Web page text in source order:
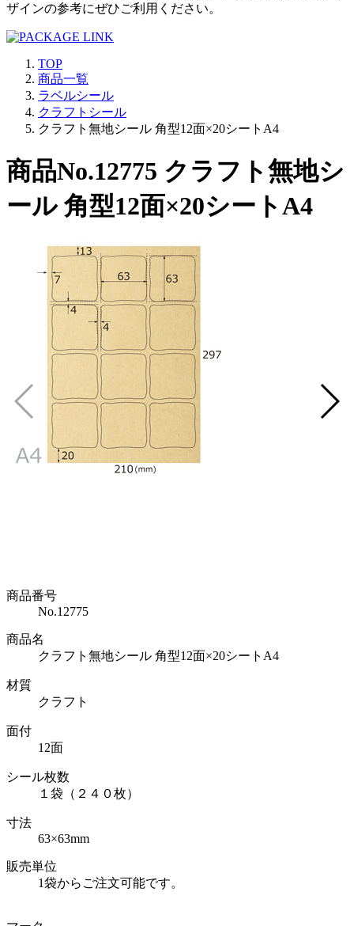
ザインの参考にぜひご利用ください。
TOP
商品一覧
ラベルシール
クラフトシール
クラフト無地シール 角型12面×20シートA4
商品No.12775 クラフト無地シ
ール 角型12面×20シートA4
商品番号
No.12775
商品名
クラフト無地シール 角型12面×20シートA4
材質
クラフト
面付
12面
シール枚数
１袋（２４０枚）
寸法
63×63mm
販売単位
1袋からご注文可能です。